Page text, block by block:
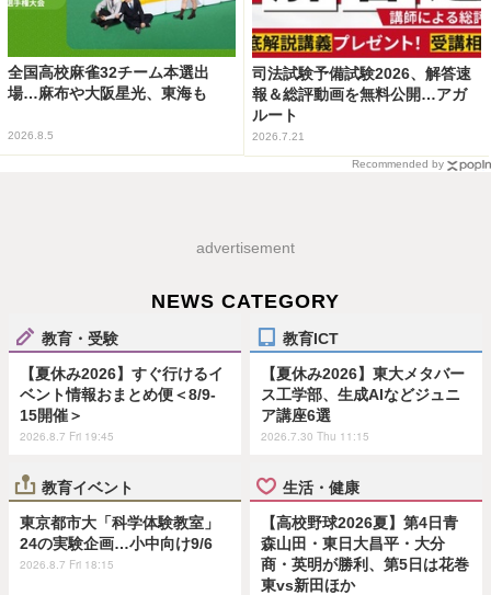
全国高校麻雀32チーム本選出
場…麻布や大阪星光、東海も
2026.8.5
司法試験予備試験2026、解答速
報＆総評動画を無料公開…アガ
ルート
2026.7.21
Recommended by
advertisement
NEWS CATEGORY
教育・受験
【夏休み2026】すぐ行けるイ
ベント情報おまとめ便＜8/9-
15開催＞
2026.8.7 Fri 19:45
教育ICT
【夏休み2026】東大メタバー
ス工学部、生成AIなどジュニ
ア講座6選
2026.7.30 Thu 11:15
教育イベント
東京都市大「科学体験教室」
24の実験企画…小中向け9/6
2026.8.7 Fri 18:15
生活・健康
【高校野球2026夏】第4日青
森山田・東日大昌平・大分
商・英明が勝利、第5日は花巻
東vs新田ほか